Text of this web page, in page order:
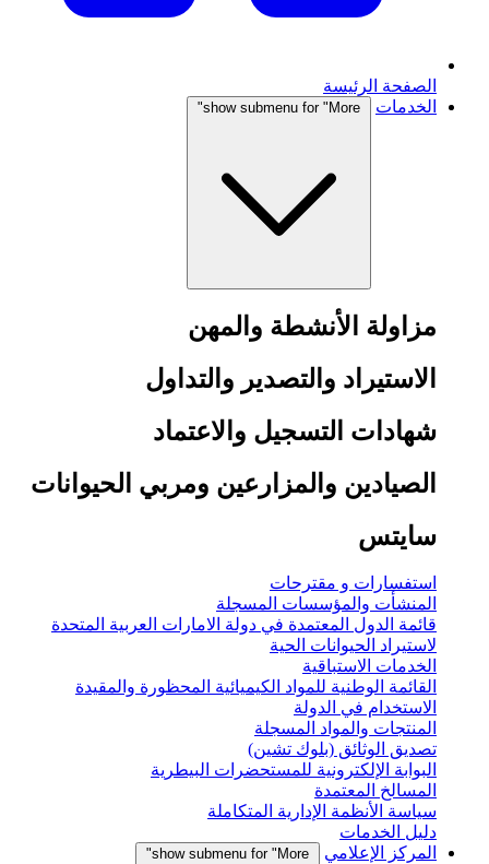
الصفحة الرئيسة
الخدمات
show submenu for "More"
مزاولة الأنشطة والمهن
الاستيراد والتصدير والتداول
شهادات التسجيل والاعتماد
الصيادين والمزارعين ومربي الحيوانات
سايتس
استفسارات و مقترحات
المنشأت والمؤسسات المسجلة
قائمة الدول المعتمدة في دولة الامارات العربية المتحدة
لاستيراد الحيوانات الحية
الخدمات الاستباقية
القائمة الوطنية للمواد الكيميائية المحظورة والمقيدة
الاستخدام في الدولة
المنتجات والمواد المسجلة
تصديق الوثائق (بلوك تشين)
البوابة الإلكترونية للمستحضرات البيطرية
المسالخ المعتمدة
سياسة الأنظمة الإدارية المتكاملة
دليل الخدمات
المركز الإعلامي
show submenu for "More"